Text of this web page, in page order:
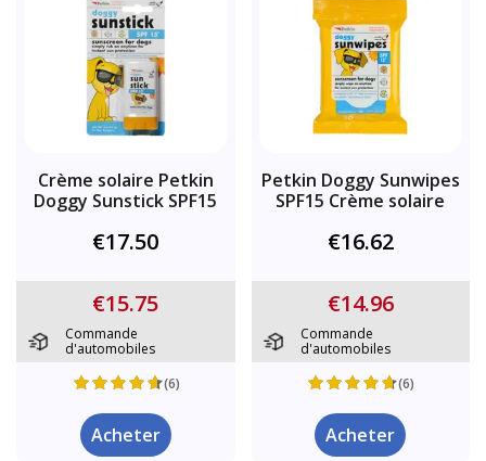
Crème solaire Petkin
Doggy Sunstick SPF15
€17.50
€15.75
Commande
d'automobiles
(6)
Acheter
Petkin Doggy Sunwipes
SPF15 Crème solaire
€16.62
€14.96
Commande
d'automobiles
(6)
Acheter